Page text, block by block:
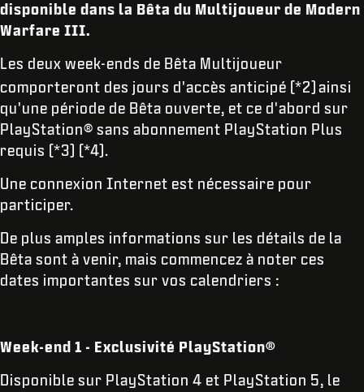
disponible dans la Bêta du Multijoueur de Modern
Warfare III.
Les deux week-ends de Bêta Multijoueur
comporteront des jours d'accès anticipé (*2) ainsi
qu'une période de Bêta ouverte, et ce d'abord sur
PlayStation® sans abonnement PlayStation Plus
requis (*3) (*4).
Une connexion Internet est nécessaire pour
participer.
De plus amples informations sur les détails de la
Bêta sont à venir, mais commencez à noter ces
dates importantes sur vos calendriers :
Week-end 1 - Exclusivité PlayStation®
Disponible sur PlayStation 4 et PlayStation 5, le